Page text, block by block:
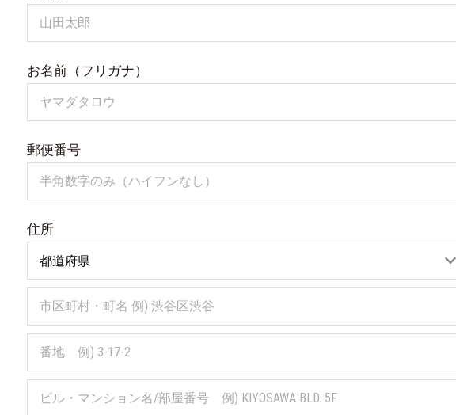
お名前（フリガナ）
郵便番号
住所